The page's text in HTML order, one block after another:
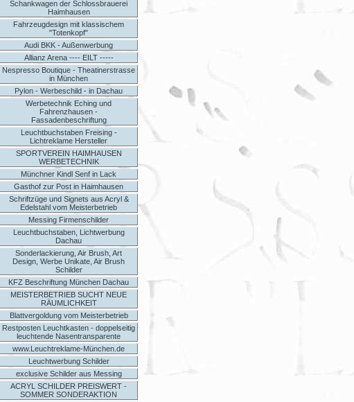
Schankwagen der Schlossbrauerei
Haimhausen
Fahrzeugdesign mit klassischem
"Totenkopf"
Audi BKK - Außenwerbung
Allianz Arena ---- EILT -----
Nespresso Boutique - Theatinerstrasse
in München
Pylon - Werbeschild - in Dachau
Werbetechnik Eching und
Fahrenzhausen -
Fassadenbeschriftung
Leuchtbuchstaben Freising -
Lichtreklame Hersteller
SPORTVEREIN HAIMHAUSEN
WERBETECHNIK
Münchner Kindl Senf in Lack
Gasthof zur Post in Haimhausen
Schriftzüge und Signets aus Acryl &
Edelstahl vom Meisterbetrieb
Messing Firmenschilder
Leuchtbuchstaben, Lichtwerbung
Dachau
Sonderlackierung, Air Brush, Art
Design, Werbe Unikate, Air Brush
Schilder
KFZ Beschriftung München Dachau
MEISTERBETRIEB SUCHT NEUE
RÄUMLICHKEIT
Blattvergoldung vom Meisterbetrieb
Restposten Leuchtkasten - doppelseitig
leuchtende Nasentransparente
www.Leuchtreklame-München.de
Leuchtwerbung Schilder
exclusive Schilder aus Messing
ACRYL SCHILDER PREISWERT -
SOMMER SONDERAKTION